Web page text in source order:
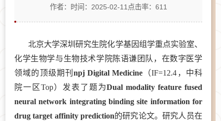
作者： 时间：2025-02-11点击率： 611
北京大学深圳研究生院化学基因组学重点实验室、
化学生物学与生物技术学院陈语谦团队，在数字医学
领域的顶级期刊 npj Digital Medicine （IF=12.4，中科
院一区Top）发表了题为Dual modality feature fused
neural network integrating binding site information for
drug target affinity prediction的研究论文。研究人员在